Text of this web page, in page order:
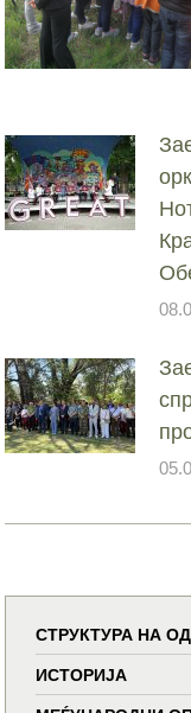
СТРУКТУРА НА
ИСТОРИЈА